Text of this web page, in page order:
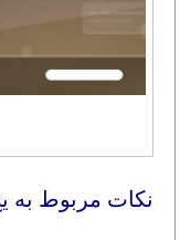
نکات مربوط